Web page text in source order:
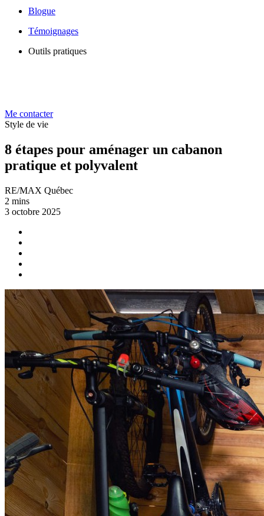
Blogue
Témoignages
Outils pratiques
Me contacter
Style de vie
8 étapes pour aménager un cabanon
pratique et polyvalent
RE/MAX Québec
2 mins
3 octobre 2025